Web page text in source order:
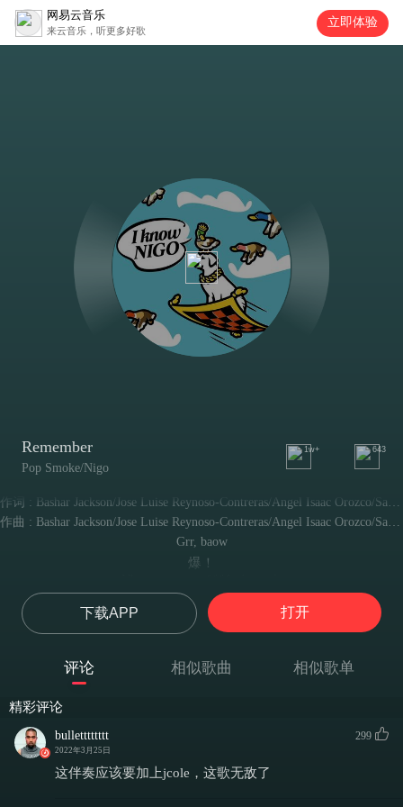
网易云音乐
来云音乐，听更多好歌
立即体验
Remember
Pop Smoke/Nigo
1w+ 643
Grr, baow
爆！
离我的根据地远点
Uh, look
Nigo联手Pop Smoke
Big 092MLBOA
Lil' nigga, I know why you hatin', lil' nigga
你对我恨之入骨 其中的原因 我早已心知肚明
下载APP 打开
评论 相似歌曲 相似歌单
精彩评论
bulletttttttt
2022年3月25日
299
这伴奏应该要加上jcole，这歌无敌了